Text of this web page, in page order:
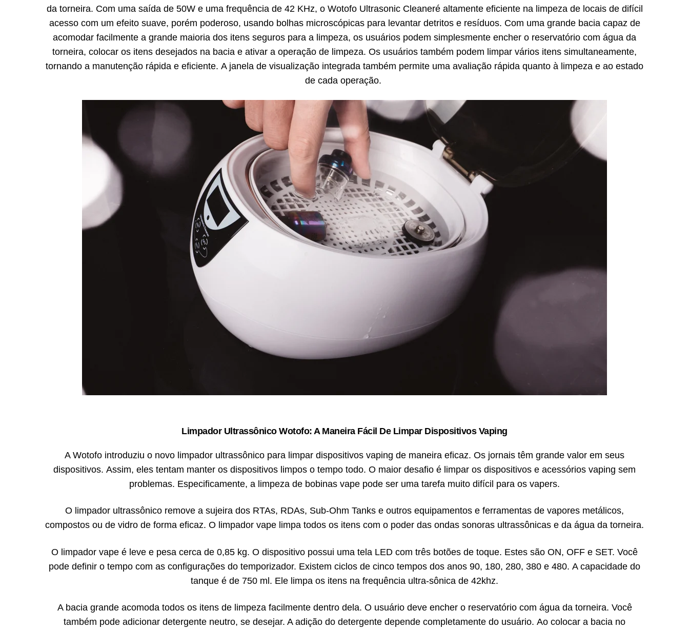
da torneira. Com uma saída de 50W e uma frequência de 42 KHz, o Wotofo Ultrasonic Cleaneré altamente eficiente na limpeza de locais de difícil
acesso com um efeito suave, porém poderoso, usando bolhas microscópicas para levantar detritos e resíduos. Com uma grande bacia capaz de
acomodar facilmente a grande maioria dos itens seguros para a limpeza, os usuários podem simplesmente encher o reservatório com água da
torneira, colocar os itens desejados na bacia e ativar a operação de limpeza. Os usuários também podem limpar vários itens simultaneamente,
tornando a manutenção rápida e eficiente. A janela de visualização integrada também permite uma avaliação rápida quanto à limpeza e ao estado
de cada operação.
Limpador Ultrassônico Wotofo: A Maneira Fácil De Limpar Dispositivos Vaping
A Wotofo introduziu o novo limpador ultrassônico para limpar dispositivos vaping de maneira eficaz. Os jornais têm grande valor em seus
dispositivos. Assim, eles tentam manter os dispositivos limpos o tempo todo. O maior desafio é limpar os dispositivos e acessórios vaping sem
problemas. Especificamente, a limpeza de bobinas vape pode ser uma tarefa muito difícil para os vapers.
O limpador ultrassônico remove a sujeira dos RTAs, RDAs, Sub-Ohm Tanks e outros equipamentos e ferramentas de vapores metálicos,
compostos ou de vidro de forma eficaz. O limpador vape limpa todos os itens com o poder das ondas sonoras ultrassônicas e da água da torneira.
O limpador vape é leve e pesa cerca de 0,85 kg. O dispositivo possui uma tela LED com três botões de toque. Estes são ON, OFF e SET. Você
pode definir o tempo com as configurações do temporizador. Existem ciclos de cinco tempos dos anos 90, 180, 280, 380 e 480. A capacidade do
tanque é de 750 ml. Ele limpa os itens na frequência ultra-sônica de 42khz.
A bacia grande acomoda todos os itens de limpeza facilmente dentro dela. O usuário deve encher o reservatório com água da torneira. Você
também pode adicionar detergente neutro, se desejar. A adição do detergente depende completamente do usuário. Ao colocar a bacia no